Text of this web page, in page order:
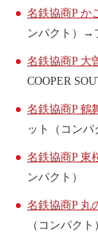
名鉄ミューズ
快適カーシェア
乗り乗り連携
利用シーン
お客様の声
ご入会方法
名鉄協商P か
ンパクト）→
名鉄協商P 大
COOPER
名鉄協商P 鶴
ット（コンパ
名鉄協商P 東
ンパクト）
名鉄協商P 丸
（コンパクト